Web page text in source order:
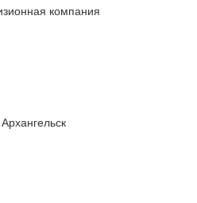
компания